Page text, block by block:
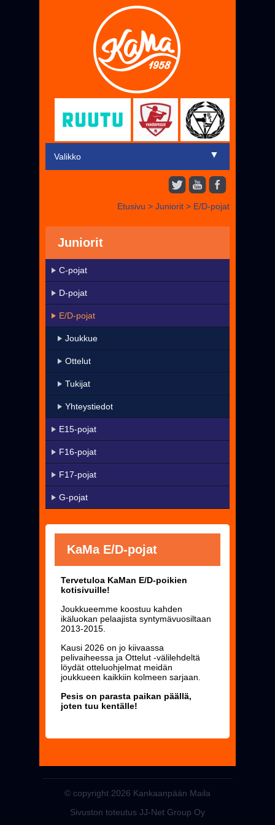
Valikko ▼
▼
KaMa-VIP
Yhteystiedot
Harrastetoiminta ▼
Uutiset
Pelissä mukana
Jäseneksi - Hanki oma KaMa-korttisi!
Etusivu > Juniorit > E/D-pojat
Juniorit
C-pojat
D-pojat
E/D-pojat
Joukkue
Ottelut
Tukijat
Yhteystiedot
E15-pojat
F16-pojat
F17-pojat
G-pojat
KaMa E/D-pojat
Tervetuloa KaMan E/D-poikien
kotisivuille!
Joukkueemme koostuu kahden
ikäluokan pelaajista syntymävuosiltaan
2013-2015.
Kausi 2026 on jo kiivaassa
pelivaiheessa ja Ottelut -välilehdeltä
löydät otteluohjelmat meidän
joukkueen kaikkiin kolmeen sarjaan.
Pesis on parasta paikan päällä,
joten tuu kentälle!
© copyright 2026 Kankaanpään Maila
Sivuston toteutus JJ-Net Group Oy